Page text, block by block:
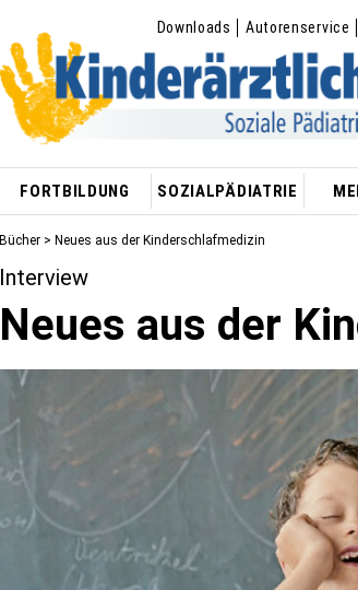
Downloads Autorenservice
FORTBILDUNG SOZIALPÄDIATRIE
Bücher > Neues aus der Kinderschlafmedizin
Interview
Neues aus der